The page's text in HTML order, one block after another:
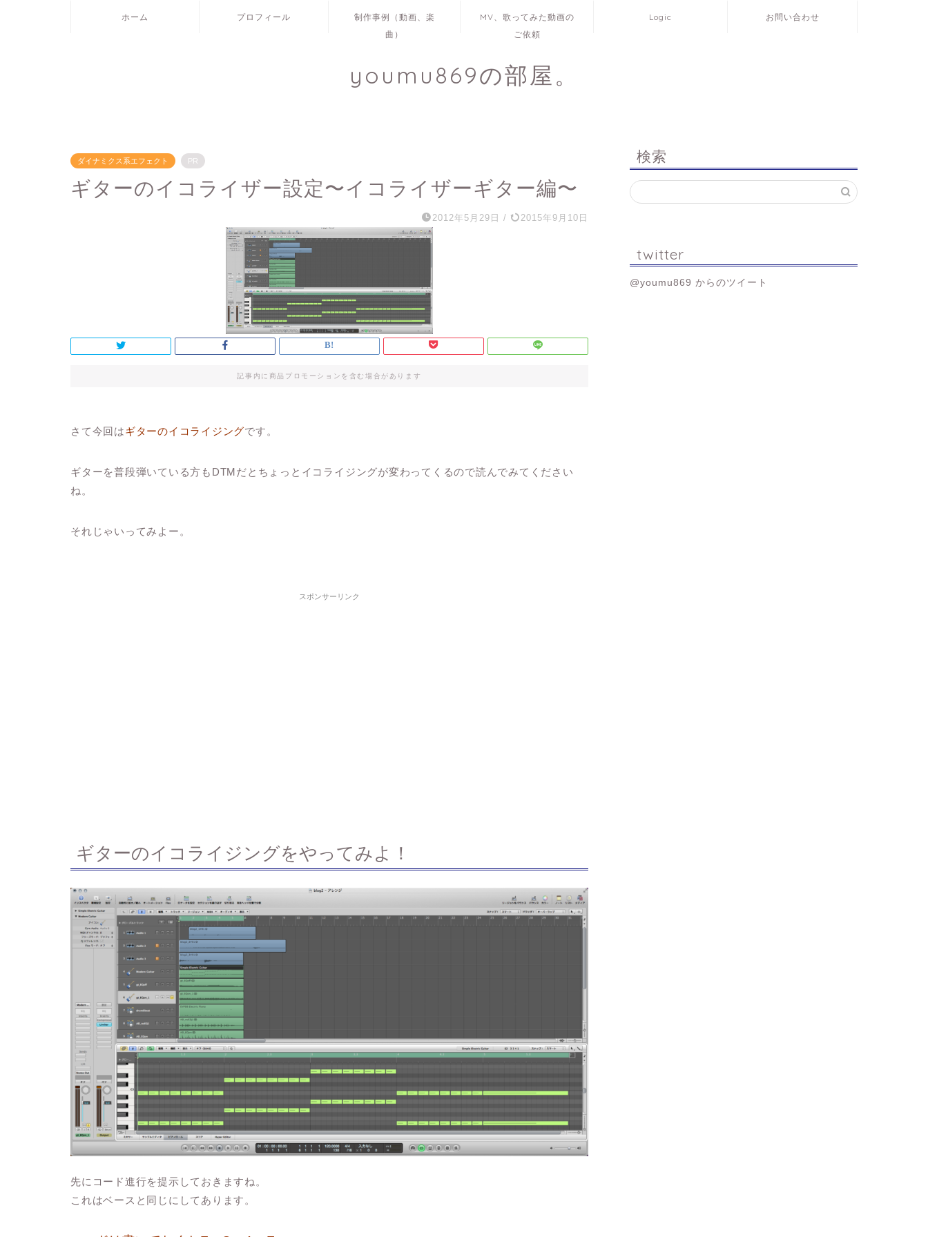
ホーム プロフィール
制作事例（動画、楽
曲）
MV、歌ってみた動画の
ご依頼
Logic お問い合わせ
youmu869の部屋。
ダイナミクス系エフェクト PR
ギターのイコライザー設定〜イコライザーギター編〜
2012年5月29日 / 2015年9月10日
記事内に商品プロモーションを含む場合があります
さて今回はギターのイコライジングです。
ギターを普段弾いている方もDTMだとちょっとイコライジングが変わってくるので読んでみてください
ね。
それじゃいってみよー。
スポンサーリンク
ギターのイコライジングをやってみよ！
先にコード進行を提示しておきますね。
これはベースと同じにしてあります。
検索
twitter
@youmu869 からのツイート